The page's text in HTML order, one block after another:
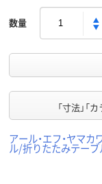
数量
「寸法」「
アール・エフ・ヤマ
ル/折りたたみテー